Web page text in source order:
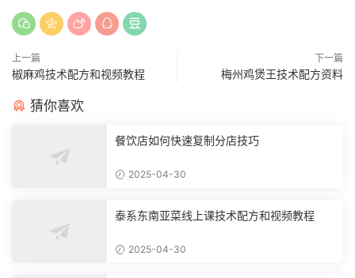
上一篇
椒麻鸡技术配方和视频教程
下一篇
梅州鸡煲王技术配方资料
猜你喜欢
餐饮店如何快速复制分店技巧
2025-04-30
泰系东南亚菜线上课技术配方和视频教程
2025-04-30